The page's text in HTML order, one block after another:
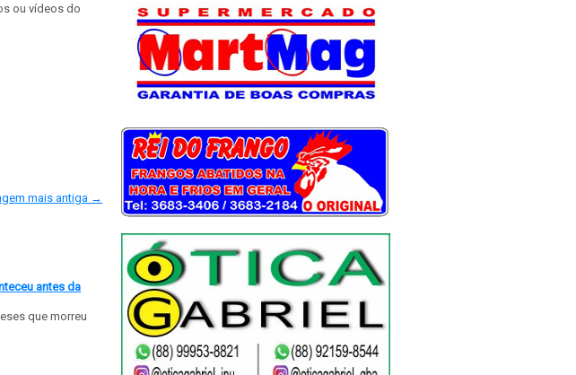
ou vídeos do
mais antiga →
antes da
que morreu